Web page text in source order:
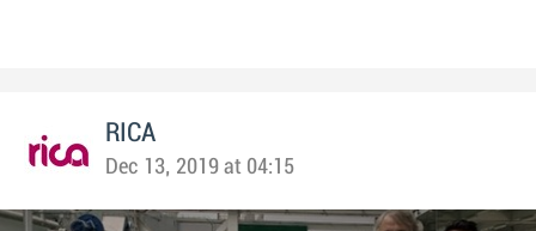
RICA
Dec 13, 2019 at 04:15